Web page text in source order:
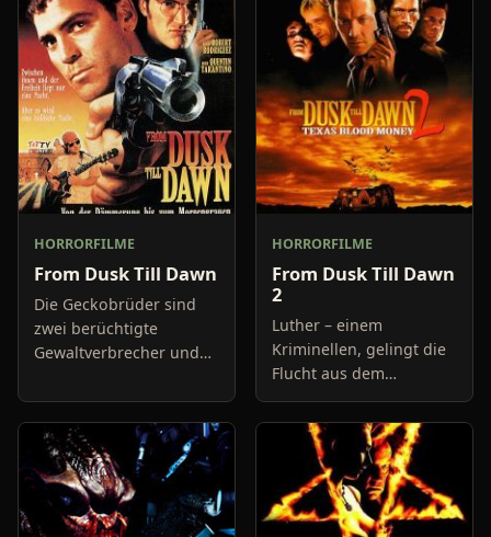
HORRORFILME
From Dusk Till Dawn
Die Geckobrüder sind
zwei berüchtigte
Gewaltverbrecher und
durch den Westen der
Vereinigten Staaten von
Amerika. Sie sind auf
der Fl
HORRORFILME
From Dusk Till Dawn
2
Luther – einem
Kriminellen, gelingt die
Flucht aus dem
Gefängnis. Er will sich
nach Mexico absetzen
und zu diesem Zwecke
benötigt er noch das
nötige Klein